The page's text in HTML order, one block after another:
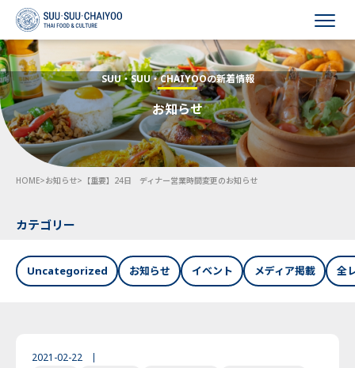
HOME
会社概要
事業内容
採用情報
お知らせ
お問い合わせ
SUU・SUU・CHAIYOOの新着情報
お知らせ
HOME>お知らせ> 【重要】24日 ディナー営業時間変更のお知らせ
カテゴリー
Uncategorized お知らせ イベント メディア掲載 全
2021-02-22